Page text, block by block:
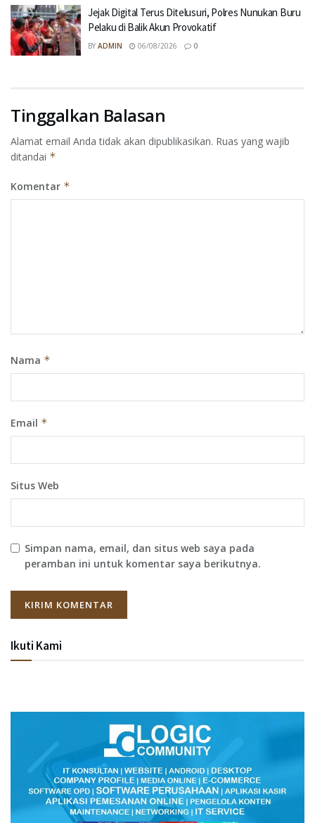
Jejak Digital Terus Ditelusuri, Polres Nunukan Buru
Pelaku di Balik Akun Provokatif
BY ADMIN 06/08/2026 0
Tinggalkan Balasan
Alamat email Anda tidak akan dipublikasikan. Ruas yang wajib
ditandai *
Komentar *
Nama *
Email *
Situs Web
Simpan nama, email, dan situs web saya pada
peramban ini untuk komentar saya berikutnya.
Ikuti Kami